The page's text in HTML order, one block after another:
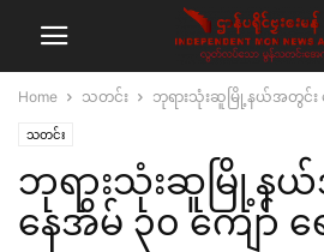
Home သတင်း ဘုရားသုံးဆူမြို့နယ်အတွင်း န
သတင်း
ဘုရားသုံးဆူမြို့န
နေအိမ် ၃၀ ကျော် ရ